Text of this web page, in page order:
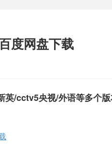
度网盘下载
英/cctv5央视/外语等多个